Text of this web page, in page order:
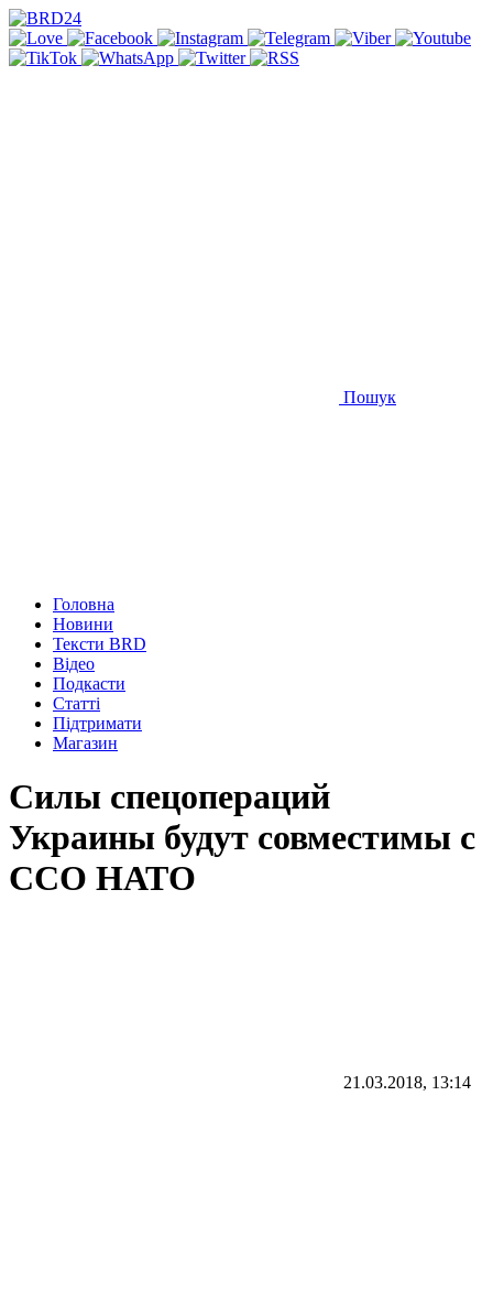
Пошук
Головна
Новини
Тексти BRD
Відео
Подкасти
Статті
Підтримати
Магазин
Силы спецопераций
Украины будут совместимы с
ССО НАТО
21.03.2018, 13:14